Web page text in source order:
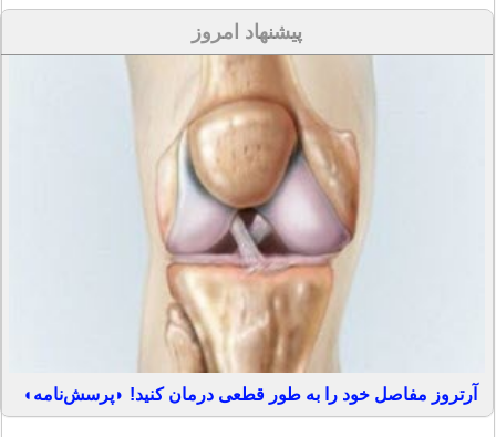
پیشنهاد امروز
آرتروز مفاصل خود را به طور قطعی درمان کنید! ◗پرسش‌نامه◖